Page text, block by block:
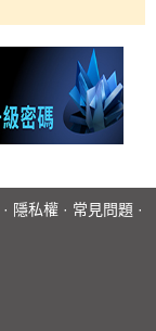
· 隱私權 · 常見問題 ·